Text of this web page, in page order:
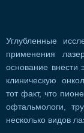
Углубленные
применения
основание внести
клиническую
тот факт, что
офтальмологи,
несколько видов